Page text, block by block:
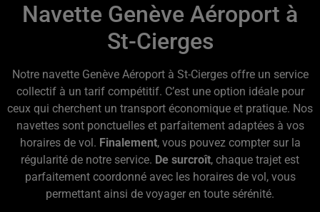
Navette Genève Aéroport à
St-Cierges
Notre navette Genève Aéroport à St-Cierges offre un service
collectif à un tarif compétitif. C’est une option idéale pour
ceux qui cherchent un transport économique et pratique. Nos
navettes sont ponctuelles et parfaitement adaptées à vos
horaires de vol. Finalement, vous pouvez compter sur la
régularité de notre service. De surcroît, chaque trajet est
parfaitement coordonné avec les horaires de vol, vous
permettant ainsi de voyager en toute sérénité.